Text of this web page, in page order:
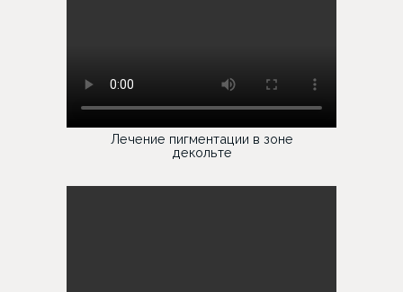
Лечение пигментации в зоне
декольте